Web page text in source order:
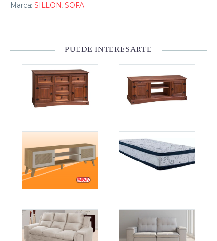
Marca: SILLON, SOFA
PUEDE INTERESARTE